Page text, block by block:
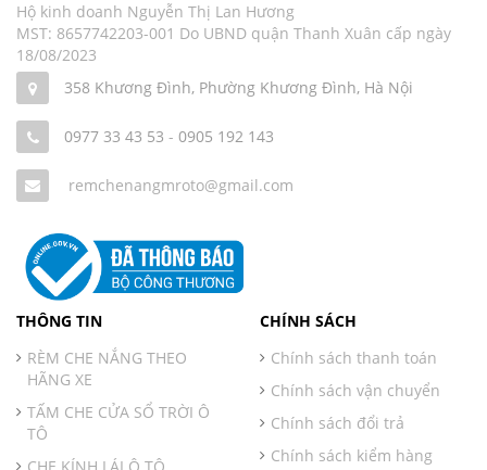
Hộ kinh doanh Nguyễn Thị Lan Hương
MST: 8657742203-001 Do UBND quận Thanh Xuân cấp ngày
18/08/2023
358 Khương Đình, Phường Khương Đình, Hà Nội
0977 33 43 53 - 0905 192 143
remchenangmroto@gmail.com
THÔNG TIN
RÈM CHE NẮNG THEO
HÃNG XE
TẤM CHE CỬA SỔ TRỜI Ô
TÔ
CHE KÍNH LÁI Ô TÔ
CHÍNH SÁCH
Chính sách thanh toán
Chính sách vận chuyển
Chính sách đổi trả
Chính sách kiểm hàng